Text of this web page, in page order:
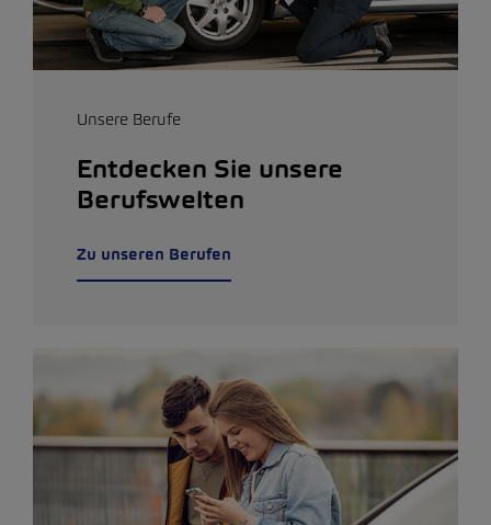
Unsere Berufe
Entdecken Sie unsere
Berufswelten
Zu unseren Berufen